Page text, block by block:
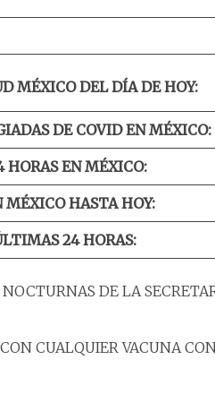
MÉXICO DEL DÍA DE HOY:
DE COVID EN MÉXICO:
HORAS EN MÉXICO:
HASTA HOY:
24 HORAS:
DE LA
CUALQUIER VACUNA